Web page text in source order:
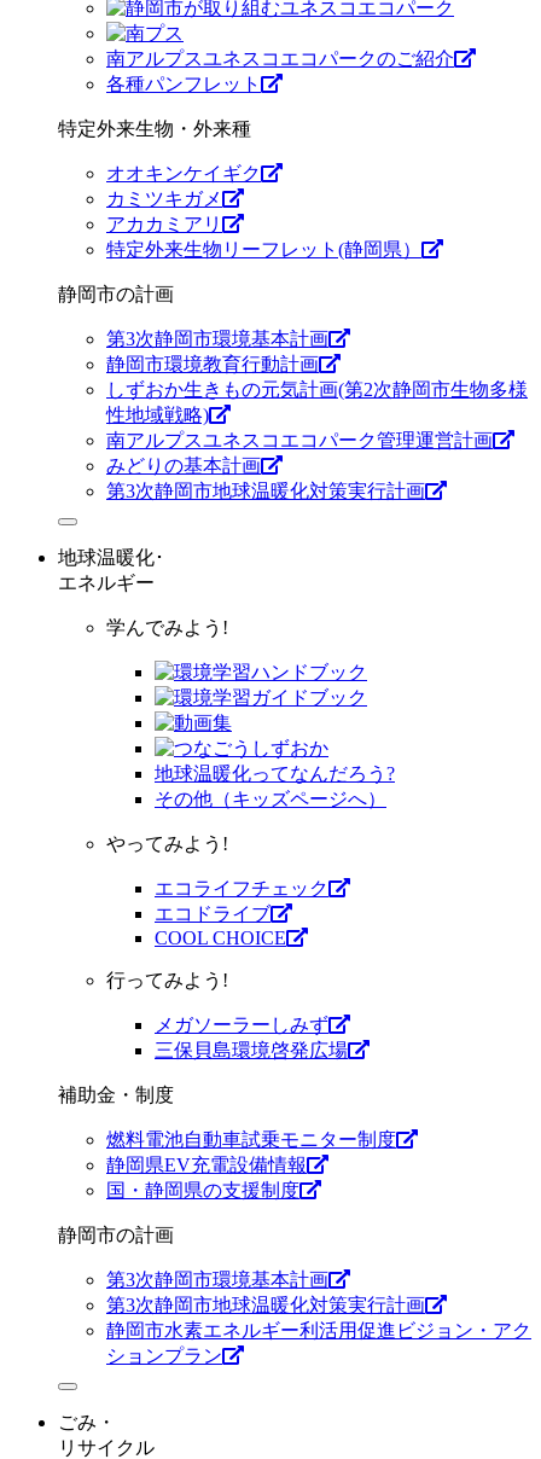
南アルプスユネスコエコパークのご紹介
各種パンフレット
特定外来生物・外来種
オオキンケイギク
カミツキガメ
アカカミアリ
特定外来生物リーフレット(静岡県）
静岡市の計画
第3次静岡市環境基本計画
静岡市環境教育行動計画
しずおか生きもの元気計画(第2次静岡市生物多様
性地域戦略)
南アルプスユネスコエコパーク管理運営計画
みどりの基本計画
第3次静岡市地球温暖化対策実行計画
地球温暖化･
エネルギー
学んでみよう!
地球温暖化ってなんだろう?
その他（キッズページへ）
やってみよう!
エコライフチェック
エコドライブ
COOL CHOICE
行ってみよう!
メガソーラーしみず
三保貝島環境啓発広場
補助金・制度
燃料電池自動車試乗モニター制度
静岡県EV充電設備情報
国・静岡県の支援制度
静岡市の計画
第3次静岡市環境基本計画
第3次静岡市地球温暖化対策実行計画
静岡市水素エネルギー利活用促進ビジョン・アク
ションプラン
ごみ・
リサイクル